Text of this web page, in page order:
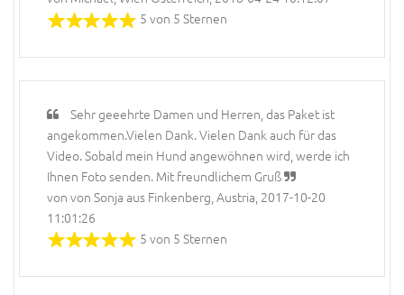
5 von 5 Sternen
Sehr geeehrte Damen und Herren, das Paket ist
angekommen.Vielen Dank. Vielen Dank auch für das
Video. Sobald mein Hund angewöhnen wird, werde ich
Ihnen Foto senden. Mit freundlichem Gruß
von von Sonja aus Finkenberg, Austria, 2017-10-20
11:01:26
5 von 5 Sternen